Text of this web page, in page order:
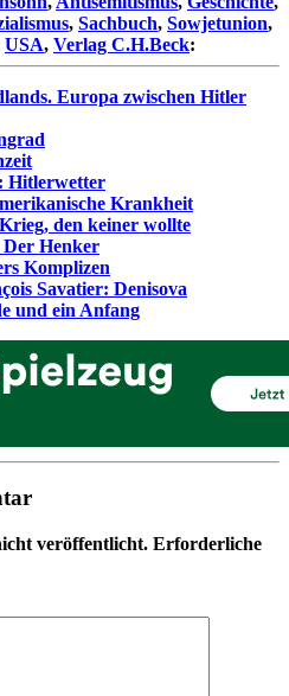
, Sachbuch, Sowjetunion,
USA, Verlag C.H.Beck:
Europa zwischen Hitler
Hitlerwetter
Krankheit
den keiner wollte
Der Henker
Komplizen
Savatier: Denisova
und ein Anfang
veröffentlicht. Erforderliche